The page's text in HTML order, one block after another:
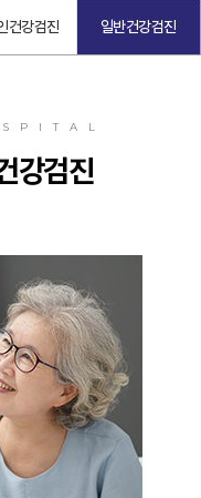
건강검진 일반건강검진
강검진